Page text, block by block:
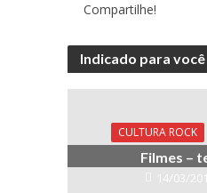
Compartilhe!
Indicado para você
CULTURA ROCK
Filmes –
14/03/